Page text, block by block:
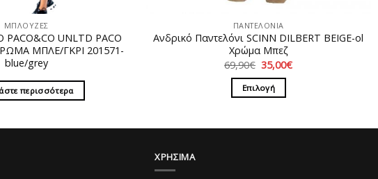
ΜΠΛΟΥΖΕΣ
UNLTD PACO
ΜΠΛΕ/ΓΚΡΙ 201571-
blue/grey
περισσότερα
ΠΑΝΤΕΛΟΝΙΑ
Ανδρικό Παντελόνι SCINN DILBERT BEIGE-ol
Χρώμα Μπεζ
69,90€ Original
price
was:
69,90€.
35,00€Η
Επιλογή
ΧΡΗΣΙΜΑ